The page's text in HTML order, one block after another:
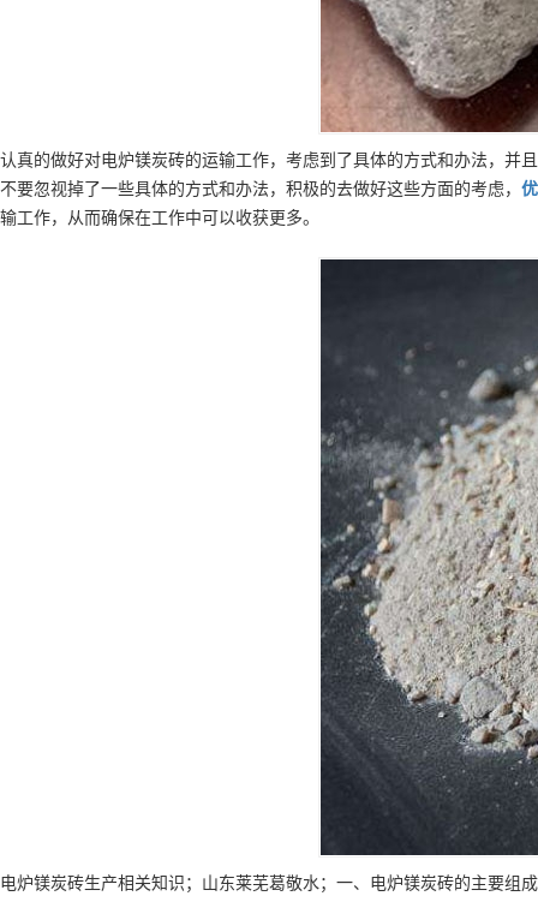
认真的做好对电炉镁炭砖的运输工作，考虑到了具体的方式和办法，并
不要忽视掉了一些具体的方式和办法，积极的去做好这些方面的考虑，
输工作，从而确保在工作中可以收获更多。
电炉镁炭砖生产相关知识；山东莱芜葛敬水；一、电炉镁炭砖的主要组